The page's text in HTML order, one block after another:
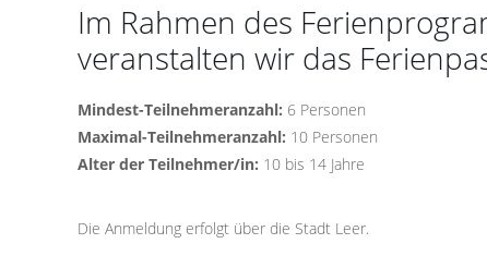
Im Rahmen des
veranstalten wir das
Mindest-Teilnehmeranzahl: 6 Personen
Maximal-Teilnehmeranzahl: 10 Personen
Alter der Teilnehmer/in: 10 bis 14 Jahre
Die Anmeldung erfolgt über die Stadt Leer.